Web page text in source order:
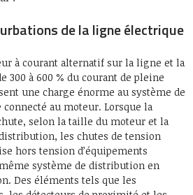
de la ligne électrique
à courant alternatif sur la ligne et la
300 à 600 % du courant de pleine
une charge énorme au système de
au moteur. Lorsque la
selon la taille du moteur et la
les chutes de tension
hors tension d’équipements
système de distribution en
Des éléments tels que les